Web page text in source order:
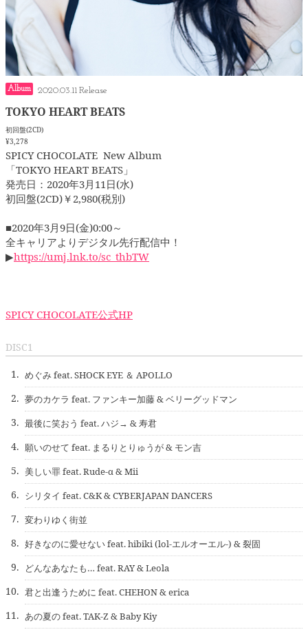
Album 2020.03.11
TOKYO HEART BEATS
初回盤(2CD)
¥3,278
SPICY CHOCOLATE New Album
「TOKYO HEART BEATS」
発売日：2020年3月11日(水)
初回盤(2CD)￥2,980(税別)
■2020年3月9日(金)0:00～
全キャリアよりデジタル先行配信中！
▶https://umj.lnk.to/sc_thbTW
SPICY CHOCOLATE公式HP
DISC1
1. めぐみ feat. SHOCK EYE ＆ APOLLO
2. 夢のカケラ feat. ファンキー加藤 & ベリーグッドマン
3. 最後に笑おう feat. ハジ→ & 寿君
4. 願いのせて feat. まるりとりゅうが & モン吉
5. 美しい罪 feat. Rude-α & Mii
6. シリタイ feat. C&K & CYBERJAPAN DANCERS
7. 変わりゆく街並
8. 好きなのに愛せない feat. hibiki (lol-エルオーエル-) & 裂固
9. どんなあなたも… feat. RAY & Leola
10. 君と出逢うために feat. CHEHON & erica
11. あの夏の feat. TAK-Z & Baby Kiy